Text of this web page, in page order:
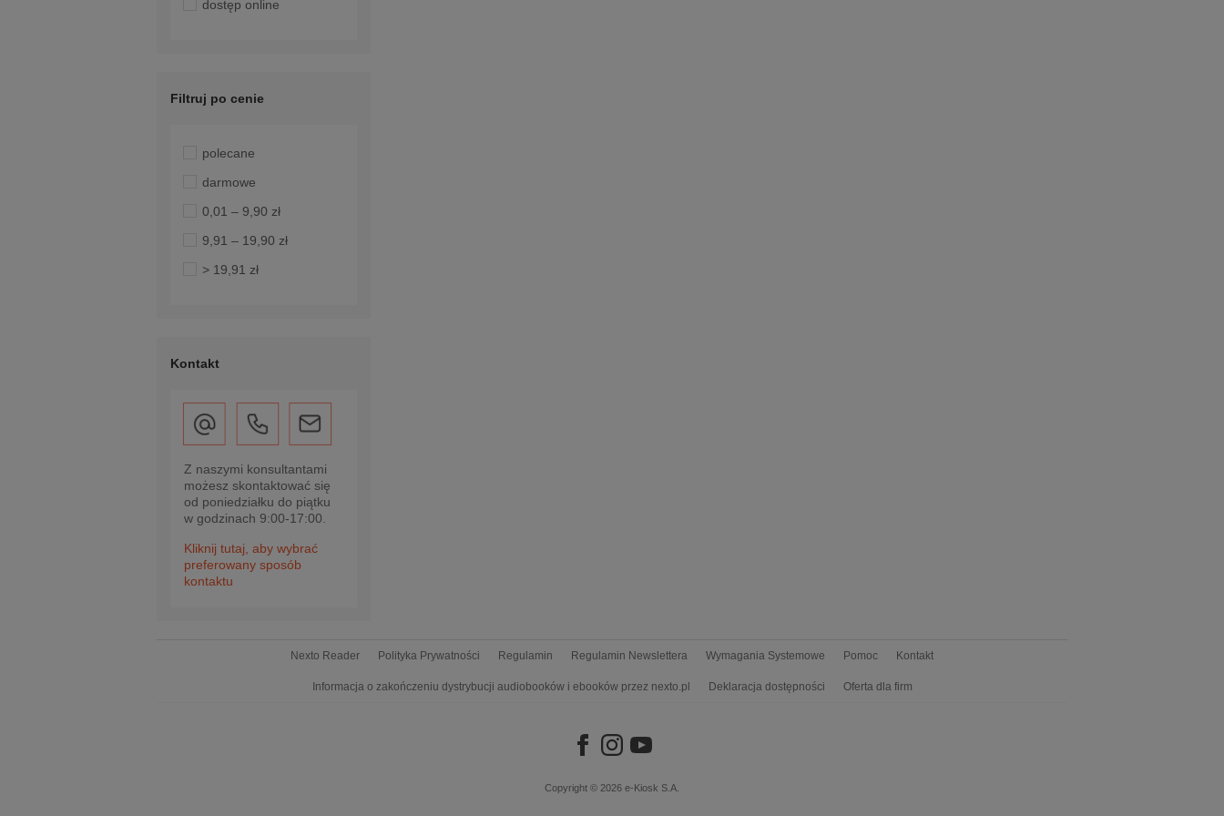
dostęp online
Filtruj po cenie
polecane
darmowe
0,01 – 9,90 zł
9,91 – 19,90 zł
> 19,91 zł
Kontakt
Z naszymi konsultantami
możesz skontaktować się
od poniedziałku do piątku
w godzinach 9:00-17:00.
Kliknij tutaj, aby wybrać
preferowany sposób
kontaktu
Nexto Reader Polityka Prywatności Regulamin Regulamin Newslettera Wymagania Systemowe Pomoc Kontakt
Informacja o zakończeniu dystrybucji audiobooków i ebooków przez nexto.pl Deklaracja dostępności Oferta dla firm
Copyright © 2026 e-Kiosk S.A.